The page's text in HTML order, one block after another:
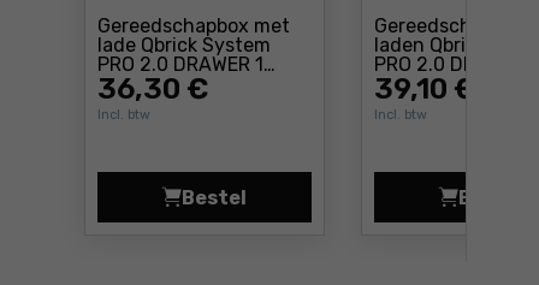
Gereedschapbox met
lade Qbrick System
PRO 2.0 DRAWER 1
TOOLBOX PROFI BASIC
Prijs: 36 ,30 €
36,30 €
Incl. btw
Bestel
Gereedschapbox met lade Qbrick
laden Qbrick
PRO 2.0 DRAWER
TOOLBOX PROFI
39,10 €
Incl. btw
Bestel